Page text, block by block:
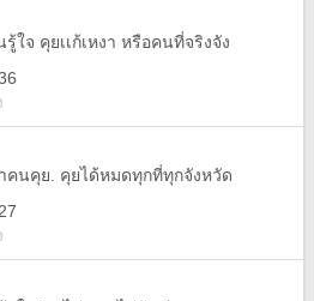
ใจ คุยเเก้เหงา หรือคนที่จริงจัง
คนคุย. คุยได้หมดทุกที่ทุกจังหวัด